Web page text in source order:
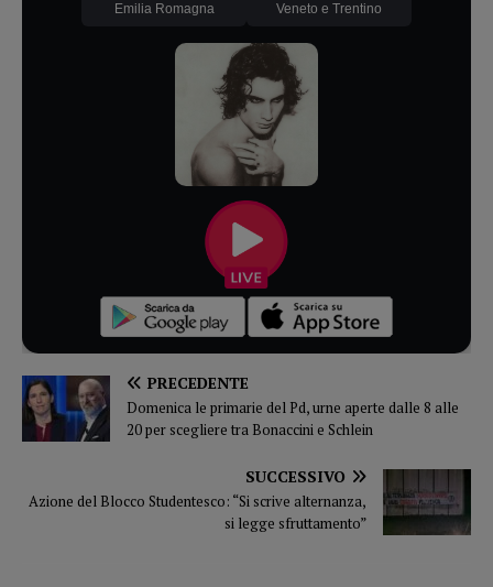
Emilia Romagna Veneto e Trentino
PRECEDENTE
Domenica le primarie del Pd, urne aperte dalle 8 alle
20 per scegliere tra Bonaccini e Schlein
SUCCESSIVO
Azione del Blocco Studentesco: “Si scrive alternanza,
si legge sfruttamento”